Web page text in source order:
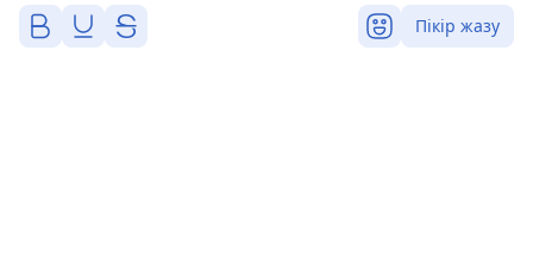
Пікір жазу